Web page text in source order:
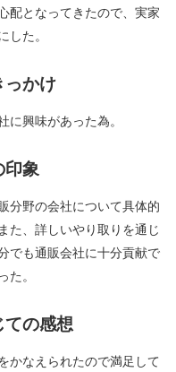
配となってきたので、実家
した。
っかけ
に興味があった為。
印象
分野の会社について具体的
た、詳しいやり取りを通じ
でも通販会社に十分貢献で
た。
ての感想
かなえられたので満足して